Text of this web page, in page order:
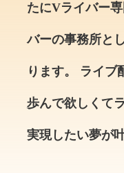
たにVライバー
バーの事務所と
ります。 ライブ
歩んで欲しくて
実現したい夢が